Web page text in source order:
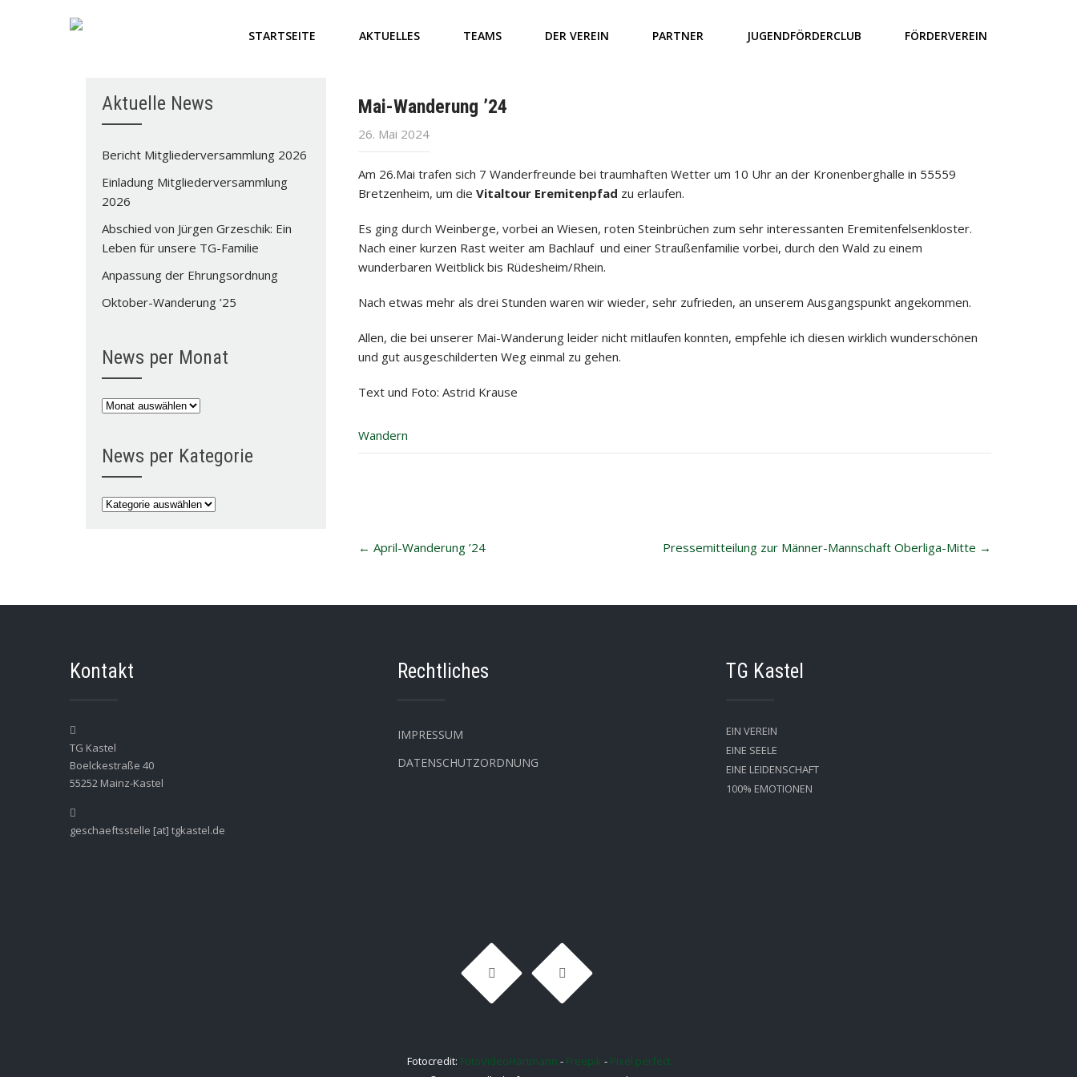
STARTSEITE AKTUELLES TEAMS DER VEREIN PARTNER JUGENDFÖRDERCLUB FÖRDERVEREIN
Mai-Wanderung ’24
26. Mai 2024
Am 26.Mai trafen sich 7 Wanderfreunde bei traumhaften Wetter um 10 Uhr an der Kronenberghalle in 55559
Bretzenheim, um die Vitaltour Eremitenpfad zu erlaufen.
Es ging durch Weinberge, vorbei an Wiesen, roten Steinbrüchen zum sehr interessanten Eremitenfelsenkloster.
Nach einer kurzen Rast weiter am Bachlauf und einer Straußenfamilie vorbei, durch den Wald zu einem
wunderbaren Weitblick bis Rüdesheim/Rhein.
Nach etwas mehr als drei Stunden waren wir wieder, sehr zufrieden, an unserem Ausgangspunkt angekommen.
Allen, die bei unserer Mai-Wanderung leider nicht mitlaufen konnten, empfehle ich diesen wirklich wunderschönen
und gut ausgeschilderten Weg einmal zu gehen.
Text und Foto: Astrid Krause
Wandern
navigation
← April-Wanderung ’24 Pressemitteilung zur Männer-Mannschaft Oberliga-Mitte →
Aktuelle News
Bericht Mitgliederversammlung 2026
Einladung Mitgliederversammlung
2026
Abschied von Jürgen Grzeschik: Ein
Leben für unsere TG-Familie
Anpassung der Ehrungsordnung
Oktober-Wanderung ’25
News per Monat
News
News per Kategorie
News
Kontakt
TG Kastel
Boelckestraße 40
55252 Mainz-Kastel
geschaeftsstelle [at] tgkastel.de
Rechtliches
IMPRESSUM
DATENSCHUTZORDNUNG
TG Kastel
EIN VEREIN
EINE SEELE
EINE LEIDENSCHAFT
100% EMOTIONEN
Fotocredit: FotoVideoHartmann - Freepik - Pixel perfect